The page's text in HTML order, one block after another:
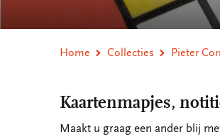
Home Collecties Pieter
Kaartenmapjes,
Maakt u graag een ander blij